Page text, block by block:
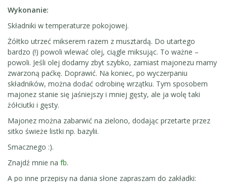
Wykonanie:
Składniki w temperaturze pokojowej.
Żółtko utrzeć mikserem razem z musztardą. Do utartego
bardzo (!) powoli wlewać olej, ciągle miksując. To ważne –
powoli. Jeśli olej dodamy zbyt szybko, zamiast majonezu mamy
zwarzoną paćkę. Doprawić. Na koniec, po wyczerpaniu
składników, można dodać odrobinę wrzątku. Tym sposobem
majonez stanie się jaśniejszy i mniej gęsty, ale ja wolę taki
żółciutki i gęsty.
Majonez można zabarwić na zielono, dodając przetarte przez
sitko świeże listki np. bazylii.
Smacznego :).
Znajdź mnie na fb.
A po inne przepisy na dania słone zapraszam do zakładki: